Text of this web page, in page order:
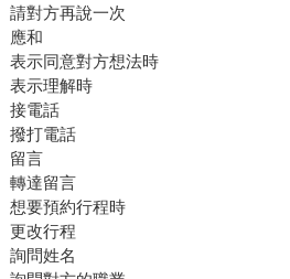
請對方再說一次
應和
表示同意對方想法時
表示理解時
接電話
撥打電話
留言
轉達留言
想要預約行程時
更改行程
詢問姓名